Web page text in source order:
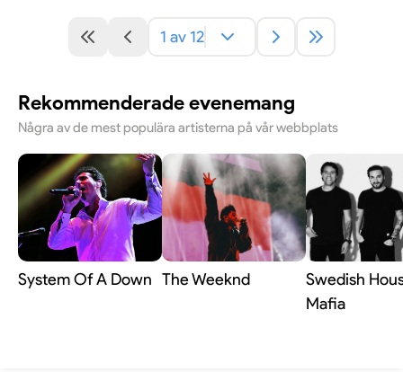
1 av 12
Rekommenderade evenemang
Några av de mest populära artisterna på vår webbplats
System Of A Down The Weeknd
Swedish
Mafia